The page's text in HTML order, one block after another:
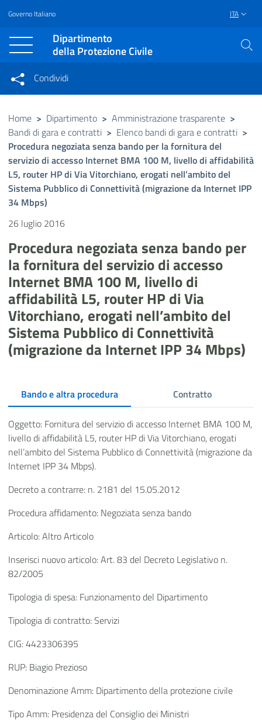
Vai al contenuto principale
Raggiungi il piè di pagina
Governo Italiano ITA
Dipartimento
della Protezione Civile
Condividi su Facebook
Condividi su Twitter
Condividi su LinkedIn
Condividi
Condividi sui social network
Home > Dipartimento > Amministrazione trasparente >
Bandi di gara e contratti > Elenco bandi di gara e contratti >
Procedura negoziata senza bando per la fornitura del
servizio di accesso Internet BMA 100 M, livello di affidabilità
L5, router HP di Via Vitorchiano, erogati nell’ambito del
Sistema Pubblico di Connettività (migrazione da Internet IPP
34 Mbps)
26 luglio 2016
Procedura negoziata senza bando per
la fornitura del servizio di accesso
Internet BMA 100 M, livello di
affidabilità L5, router HP di Via
Vitorchiano, erogati nell’ambito del
Sistema Pubblico di Connettività
(migrazione da Internet IPP 34 Mbps)
Bando e altra procedura Contratto
Oggetto: Fornitura del servizio di accesso Internet BMA 100 M,
livello di affidabilità L5, router HP di Via Vitorchiano, erogati
nell’ambito del Sistema Pubblico di Connettività (migrazione da
Internet IPP 34 Mbps).
Decreto a contrarre: n. 2181 del 15.05.2012
Procedura affidamento: Negoziata senza bando
Articolo: Altro Articolo
Inserisci nuovo articolo: Art. 83 del Decreto Legislativo n.
82/2005
Tipologia di spesa: Funzionamento del Dipartimento
Tipologia di contratto: Servizi
CIG: 4423306395
RUP: Biagio Prezioso
Denominazione Amm: Dipartimento della protezione civile
Tipo Amm: Presidenza del Consiglio dei Ministri